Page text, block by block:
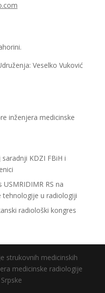
Veselko Vuković
inženjera medicinske
KDZI FBiH i
RS na
tehnologije u radiologiji
radiološki kongres
strukovnih medicinskih
medicinske radiologije